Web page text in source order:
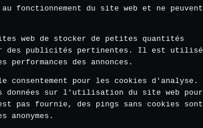
fonctionnement du site web et ne peuvent
web de stocker de petites quantités
des publicités pertinentes. Il est utilisé
des annonces.
consentement pour les cookies d'analyse.
sur l'utilisation du site web pour
pas fournie, des pings sans cookies sont